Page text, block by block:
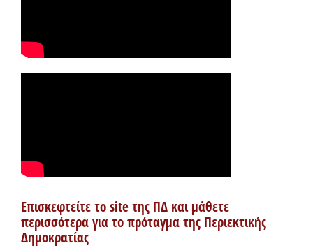
Επισκεφτείτε το site της ΠΔ και μάθετε
περισσότερα για το πρόταγμα της Περιεκτικής
Δημοκρατίας